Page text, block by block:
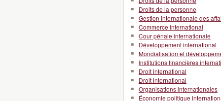
Droits de la personne
Gestion internationale des
Commerce international
Cour pénale internationale
Développement international
Mondialisation et
Institutions financières
Droit international
Droit international
Organisations internationales
Économie politique